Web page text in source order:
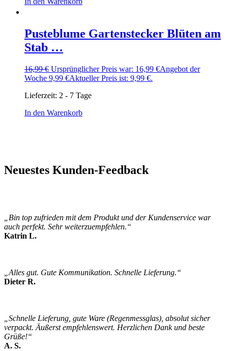
Pusteblume Gartenstecker Blüten am
Stab …
16,99€ Ursprünglicher Preis war: 16,99 €Angebot der
Woche 9,99 €Aktueller Preis ist: 9,99 €.
Lieferzeit: 2 - 7 Tage
In den Warenkorb
Neuestes Kunden-Feedback
„Bin top zufrieden mit dem Produkt und der Kundenservice war
auch perfekt. Sehr weiterzuempfehlen.“
Katrin L.
„Alles gut. Gute Kommunikation. Schnelle Lieferung.“
Dieter R.
„Schnelle Lieferung, gute Ware (Regenmessglas), absolut sicher
verpackt. Äußerst empfehlenswert. Herzlichen Dank und beste
Grüße!“
A. S.